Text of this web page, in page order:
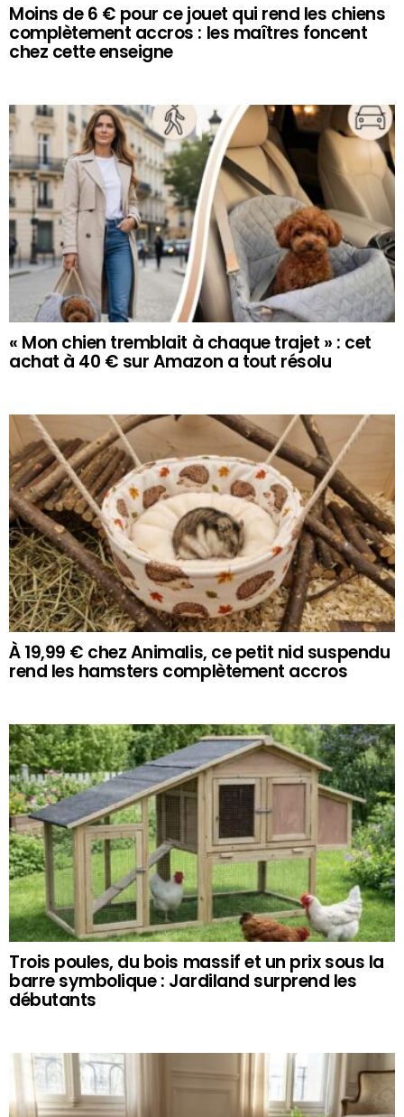
Moins de 6 € pour ce jouet qui rend les chiens
complètement accros : les maîtres foncent
chez cette enseigne
« Mon chien tremblait à chaque trajet » : cet
achat à 40 € sur Amazon a tout résolu
À 19,99 € chez Animalis, ce petit nid suspendu
rend les hamsters complètement accros
Trois poules, du bois massif et un prix sous la
barre symbolique : Jardiland surprend les
débutants